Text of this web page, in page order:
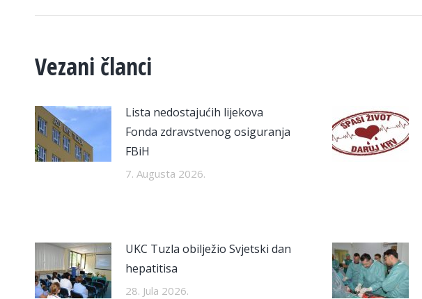
Vezani članci
Lista nedostajućih lijekova
Fonda zdravstvenog osiguranja
FBiH
7. Augusta 2026.
UKC Tuzla obilježio Svjetski dan
hepatitisa
28. Jula 2026.